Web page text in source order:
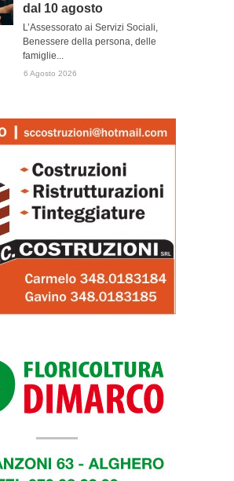
dal 10 agosto
L’Assessorato ai Servizi Sociali,
Benessere della persona, delle
famiglie...
6 Agosto 2026